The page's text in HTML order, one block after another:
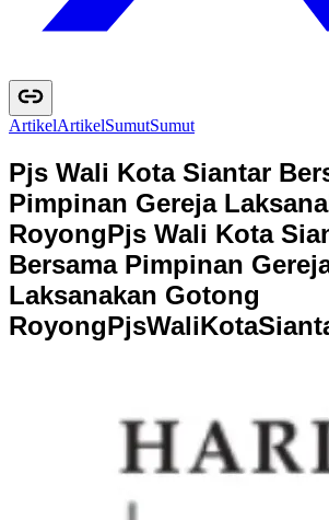
ArtikelArtikelSumutSumut
Pjs Wali Kota Siantar
Pimpinan Gereja
RoyongPjs Wali Kota
Bersama Pimpinan
Laksanakan Gotong
RoyongPjsWaliKotaSiant